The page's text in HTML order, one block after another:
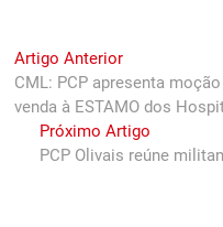
Navegação
de
artigos
Artigo AnteriorPrevious
post:
CML: PCP apresenta
venda à ESTAMO dos
Próximo ArtigoNext
post:
PCP Olivais reúne